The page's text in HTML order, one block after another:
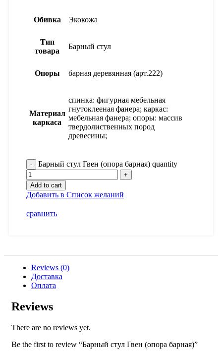
Обивка Экокожа
Тип
товара
Барный стул
Опоры барная деревянная (арт.222)
Материал
каркаса
спинка: фигурная мебельная
гнутоклееная фанера; каркас:
мебельная фанера; опоры: массив
твердолиственных пород
древесины;
Барный стул Гвен (опора барная) quantity
Add to cart
Добавить в Список желаний
сравнить
Reviews (0)
Доставка
Оплата
Reviews
There are no reviews yet.
Be the first to review “Барный стул Гвен (опора барная)”